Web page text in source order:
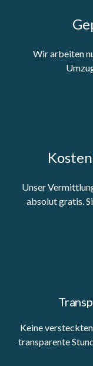
Wir arbeiten
Unser
absolut gratis.
Keine
transparente